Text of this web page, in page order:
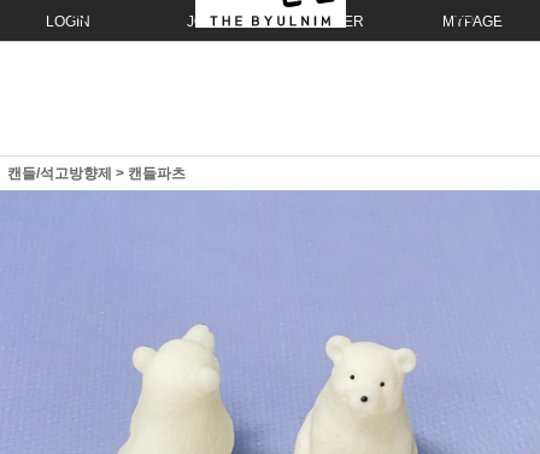
LOGIN JOIN ORDER MYPAGE
캔들/석고방향제 > 캔들파츠